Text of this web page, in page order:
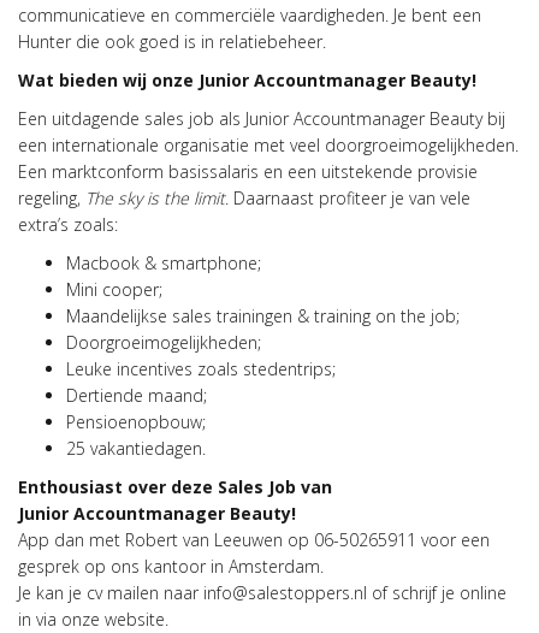
communicatieve en commerciële vaardigheden. Je bent een
Hunter die ook goed is in relatiebeheer.
Wat bieden wij onze Junior Accountmanager Beauty!
Een uitdagende sales job als Junior Accountmanager Beauty bij
een internationale organisatie met veel doorgroeimogelijkheden.
Een marktconform basissalaris en een uitstekende provisie
regeling, The sky is the limit. Daarnaast profiteer je van vele
extra’s zoals:
Macbook & smartphone;
Mini cooper;
Maandelijkse sales trainingen & training on the job;
Doorgroeimogelijkheden;
Leuke incentives zoals stedentrips;
Dertiende maand;
Pensioenopbouw;
25 vakantiedagen.
Enthousiast over deze Sales Job van
Junior Accountmanager Beauty!
App dan met Robert van Leeuwen op 06-50265911 voor een
gesprek op ons kantoor in Amsterdam.
Je kan je cv mailen naar info@salestoppers.nl of schrijf je online
in via onze website.